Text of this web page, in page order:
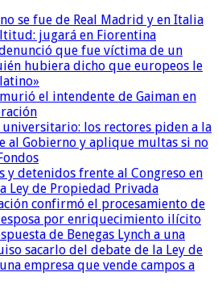
se fue de Real Madrid y en Italia
jugará en Fiorentina
que fue víctima de un
hubiera dicho que europeos le
el intendente de Gaiman en
universitario: los rectores piden a la
al Gobierno y aplique multas si no
y detenidos frente al Congreso en
Ley de Propiedad Privada
confirmó el procesamiento de
por enriquecimiento ilícito
de Benegas Lynch a una
sacarlo del debate de la Ley de
empresa que vende campos a